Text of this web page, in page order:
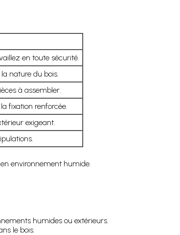
en toute sécurité.
nature du bois.
à assembler.
fixation renforcée.
exigeant.
environnement humide.
humides ou extérieurs.
le bois.